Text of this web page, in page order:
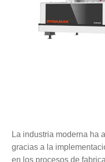
La industria moderna ha
gracias a la
en los procesos de